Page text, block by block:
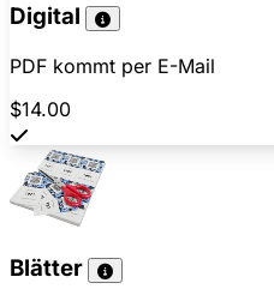
Digital
PDF kommt per E-Mail
$14.00
Blätter